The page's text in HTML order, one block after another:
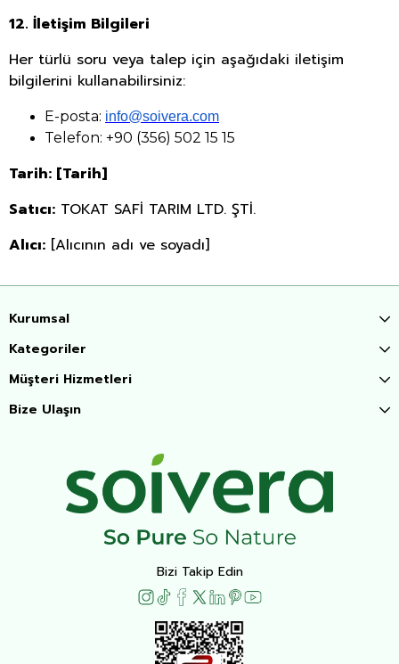
12. İletişim Bilgileri
Her türlü soru veya talep için aşağıdaki iletişim
bilgilerini kullanabilirsiniz:
E-posta: info@soivera.com
Telefon: +90 (356) 502 15 15
Tarih: [Tarih]
Satıcı: TOKAT SAFİ TARIM LTD. ŞTİ.
Alıcı: [Alıcının adı ve soyadı]
Kurumsal
Kategoriler
Müşteri Hizmetleri
Bize Ulaşın
Bizi Takip Edin